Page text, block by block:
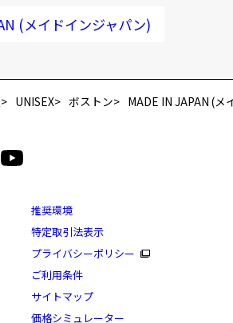
ールのお申し込み
イドインジャパン)(WEB限定商
11A1/フレームカラー：グレー/単
(メイドインジャパン)
UNISEX ボストン MADE IN JAPAN (
推奨環境
特定取引法表示
プライバシーポリシー
ご利用条件
サイトマップ
価格シミュレーター